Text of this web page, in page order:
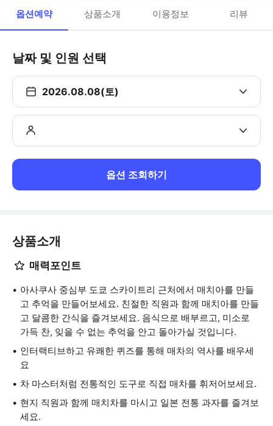
옵션예약 상품소개 이용정보 리뷰
날짜 및 인원 선택
2026.08.08(토)
옵션 조회하기
상품소개
매력포인트
아사쿠사 중심부 도쿄 스카이트리 근처에서 매치아를 만들
고 추억을 만들어보세요. 친절한 직원과 함께 매치아를 만들
고 달콤한 간식을 즐겨보세요. 음식으로 배부르고, 미소로
가득 찬, 잊을 수 없는 추억을 안고 돌아가실 것입니다.
인터랙티브하고 유쾌한 퀴즈를 통해 매차의 역사를 배우세
요
차 마스터처럼 전통적인 도구로 직접 매차를 휘저어보세요.
현지 직원과 함께 매치차를 마시고 일본 전통 과자를 즐겨보
세요.